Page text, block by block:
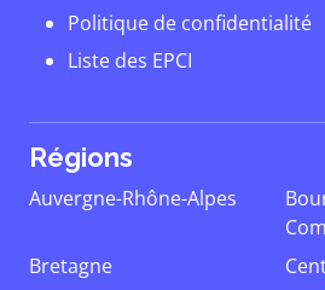
Politique de confidentialité
Liste des EPCI
Régions
Auvergne-Rhône-Alpes
Bourgogne-Franche-
Bretagne